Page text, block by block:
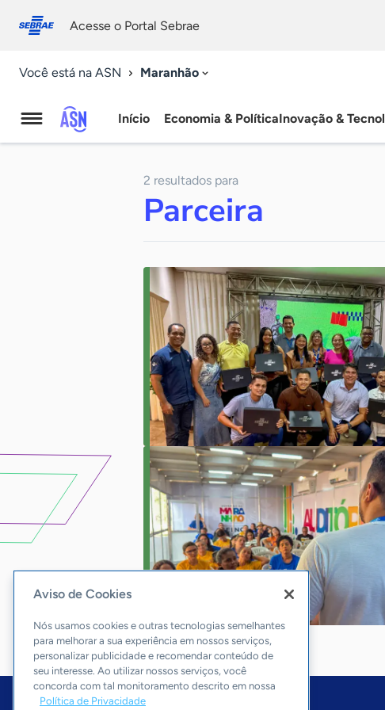
conosco
Acesse o Portal Sebrae
Você está na ASN Maranhão
Agência
Notícias
Início Economia & PolíticaInovação &
2 resultados para
Parceira
Aviso de Cookies
Nós usamos cookies e outras tecnologias semelhantes
para melhorar a sua experiência em nossos serviços,
personalizar publicidade e recomendar conteúdo de
seu interesse. Ao utilizar nossos serviços, você
concorda com tal monitoramento descrito em nossa
Política de Privacidade